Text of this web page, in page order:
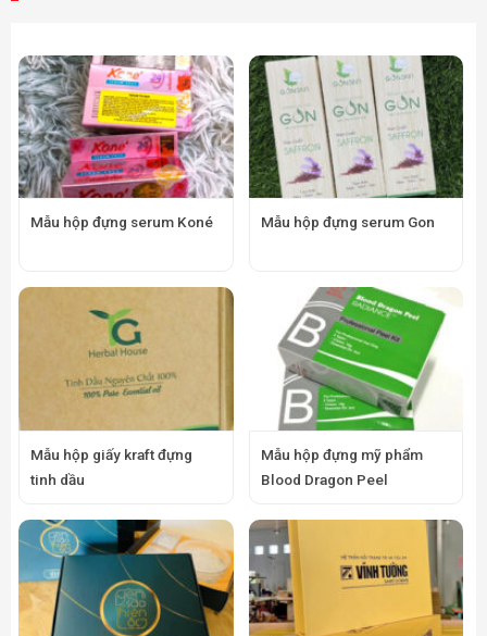
Mẫu hộp đựng serum Koné Mẫu hộp đựng serum Gon
Mẫu hộp giấy kraft đựng
tinh dầu
Mẫu hộp đựng mỹ phẩm
Blood Dragon Peel